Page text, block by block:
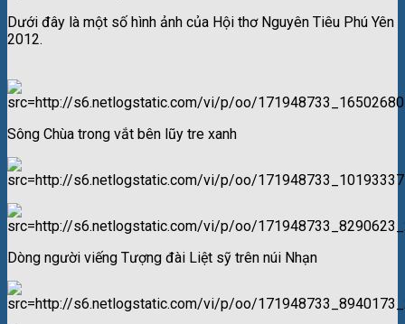
Dưới đây là một số hình ảnh của Hội thơ Nguyên Tiêu Phú Yên
2012.
Sông Chùa trong vắt bên lũy tre xanh
Dòng người viếng Tượng đài Liệt sỹ trên núi Nhạn